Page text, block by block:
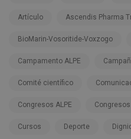
Artículo Ascendis Pharma
BioMarin-Vosoritide-Voxzogo
Campamento ALPE
Comité científico
Congresos ALPE
Cursos Deporte